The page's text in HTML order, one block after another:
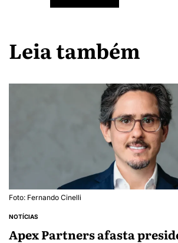
Leia também
Foto: Fernando Cinelli
NOTÍCIAS
Apex Partners afasta